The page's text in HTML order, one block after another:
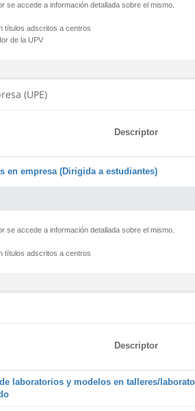
se accede a información detallada sobre el mismo.
títulos adscritos a centros
de la UPV
(UPE)
Descriptor
en empresa (Dirigida a estudiantes)
se accede a información detallada sobre el mismo.
títulos adscritos a centros
Descriptor
laboratorios y modelos en talleres/